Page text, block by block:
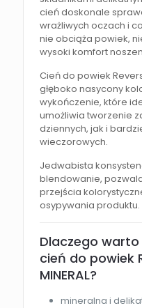
cień doskonale
wrażliwych oczach i
nie obciąża powiek,
wysoki komfort
Cień do powiek Revers
głęboko nasycony
wykończenie, które
umożliwia tworzenie
dziennych, jak i
wieczorowych.
Jedwabista
blendowanie,
przejścia
osypywania produktu.
Dlaczego
cień do powiek
MINERAL?
mineralna i